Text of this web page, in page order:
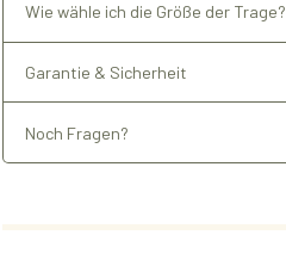
Wie wähle ich die Größe der Trage?
Garantie & Sicherheit
Noch Fragen?